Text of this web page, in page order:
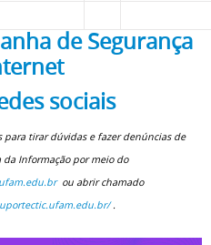
de Segurança
sociais
tirar dúvidas e fazer denúncias de
da Informação por meio do
ou abrir chamado
.